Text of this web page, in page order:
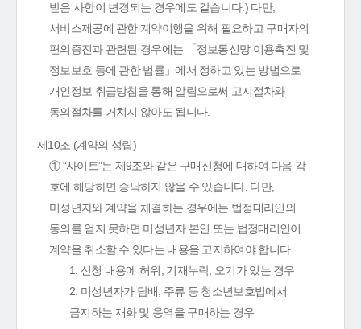
받은 사항이 변경되는 경우에도 같습니다.) 다만,
서비스제공에 관한 계약이행을 위해 필요하고 구매자의
편의증진과 관련된 경우에는 「정보통신망 이용촉진 및
정보보호 등에 관한 법률」에서 정하고 있는 방법으로
개인정보 취급방침을 통해 알림으로써 고지절차와
동의절차를 거치지 않아도 됩니다.
제10조 (계약의 성립)
① “사이트”는 제9조와 같은 구매신청에 대하여 다음 각
호에 해당하면 승낙하지 않을 수 있습니다. 다만,
미성년자와 계약을 체결하는 경우에는 법정대리인의
동의를 얻지 못하면 미성년자 본인 또는 법정대리인이
계약을 취소할 수 있다는 내용을 고지하여야 합니다.
1. 신청 내용에 허위, 기재누락, 오기가 있는 경우
2. 미성년자가 담배, 주류 등 청소년보호법에서
금지하는 재화 및 용역을 구매하는 경우